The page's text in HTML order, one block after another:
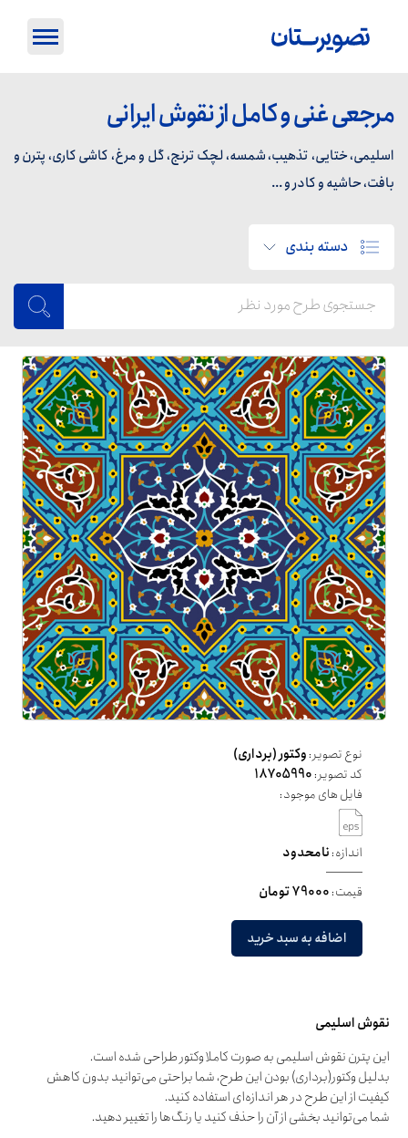
مرجعی غنی و کامل از نقوش ایرانی
اسلیمی، ختایی، تذهیب، شمسه، لچک ترنج، گل و مرغ، کاشی کاری، پترن و
بافت، حاشیه و کادر و ...
دسته بندی
نوع تصویر:وکتور (برداری)
کد تصویر:18705990
فایل های موجود:
اندازه:نامحدود
قیمت:79000 تومان
اضافه به سبد خرید
نقوش اسلیمی
این پترن نقوش اسلیمی به صورت کاملا وکتور طراحی شده است.
بدلیل وکتور(برداری) بودن این طرح، شما براحتی می‌توانید بدون کاهش
کیفیت از این طرح در هر اندازه‌ای استفاده کنید.
شما می‌توانید بخشی از آن را حذف کنید یا رنگ‌ها را تغییر دهید.